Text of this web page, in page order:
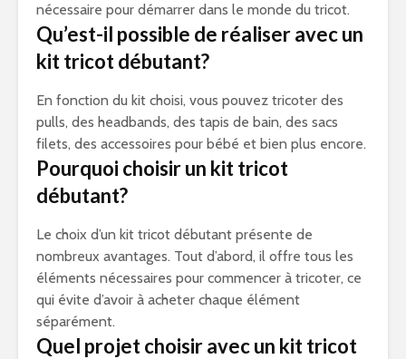
nécessaire pour démarrer dans le monde du tricot.
Qu’est-il possible de réaliser avec un
kit tricot débutant?
En fonction du kit choisi, vous pouvez tricoter des
pulls, des headbands, des tapis de bain, des sacs
filets, des accessoires pour bébé et bien plus encore.
Pourquoi choisir un kit tricot
débutant?
Le choix d’un kit tricot débutant présente de
nombreux avantages. Tout d’abord, il offre tous les
éléments nécessaires pour commencer à tricoter, ce
qui évite d’avoir à acheter chaque élément
séparément.
Quel projet choisir avec un kit tricot